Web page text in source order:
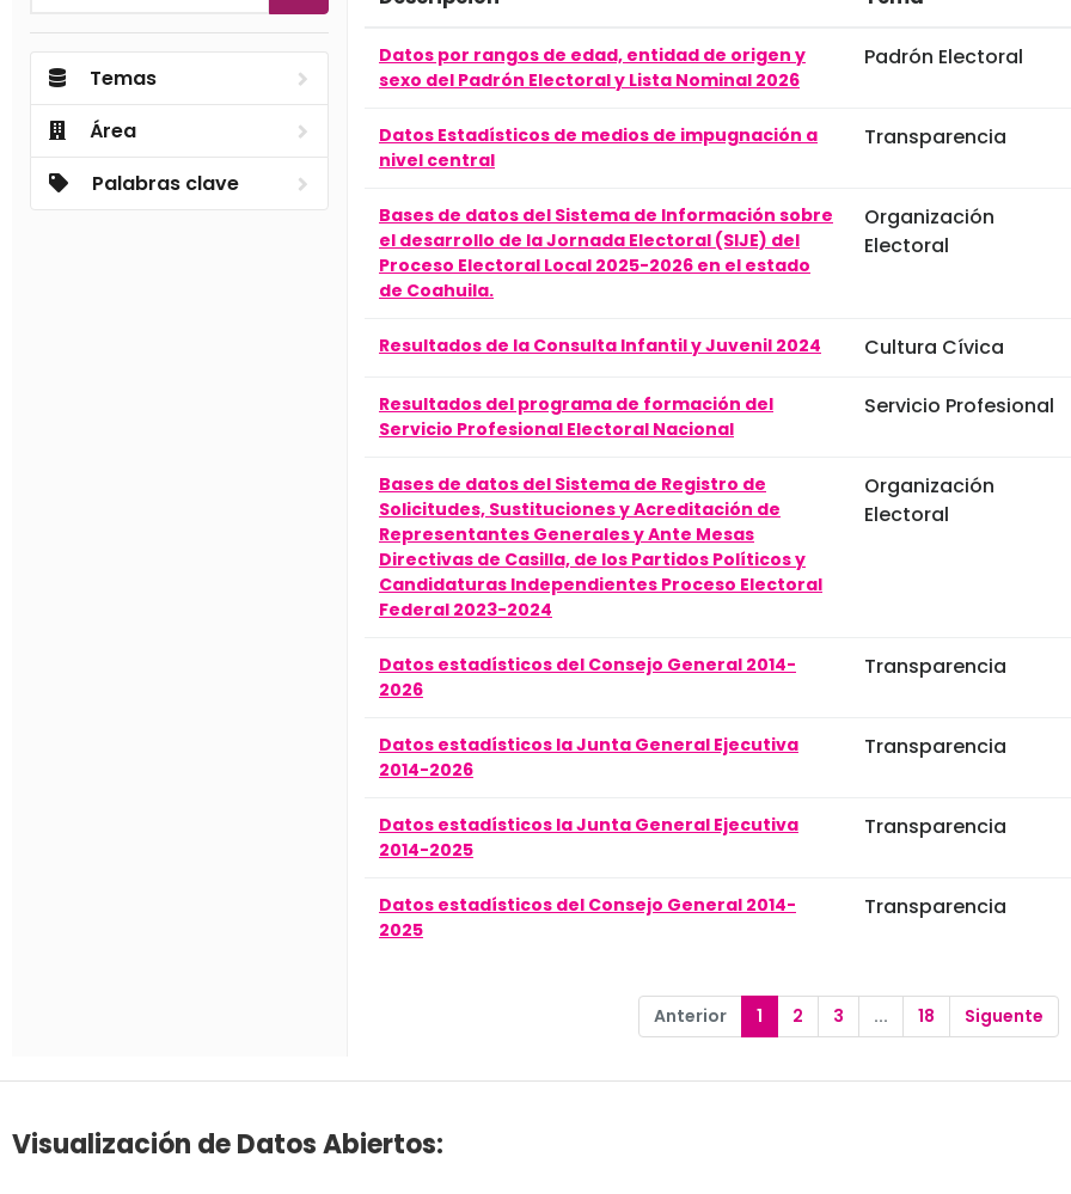
Temas
Área
Palabras clave
Datos por rangos de edad, entidad de origen y
sexo del Padrón Electoral y Lista Nominal 2026
Padrón Electoral
Datos Estadísticos de medios de impugnación a
nivel central
Transparencia
Bases de datos del Sistema de Información sobre
el desarrollo de la Jornada Electoral (SIJE) del
Proceso Electoral Local 2025-2026 en el estado
de Coahuila.
Organización
Electoral
Resultados de la Consulta Infantil y Juvenil 2024 Cultura Cívica
Resultados del programa de formación del
Servicio Profesional Electoral Nacional
Servicio Profesional
Bases de datos del Sistema de Registro de
Solicitudes, Sustituciones y Acreditación de
Representantes Generales y Ante Mesas
Directivas de Casilla, de los Partidos Políticos y
Candidaturas Independientes Proceso Electoral
Federal 2023-2024
Organización
Electoral
Datos estadísticos del Consejo General 2014-
2026
Transparencia
Datos estadísticos la Junta General Ejecutiva
2014-2026
Transparencia
Datos estadísticos la Junta General Ejecutiva
2014-2025
Transparencia
Datos estadísticos del Consejo General 2014-
2025
Transparencia
Anterior 1 2 3 ... 18 Siguente
Visualización de Datos Abiertos: